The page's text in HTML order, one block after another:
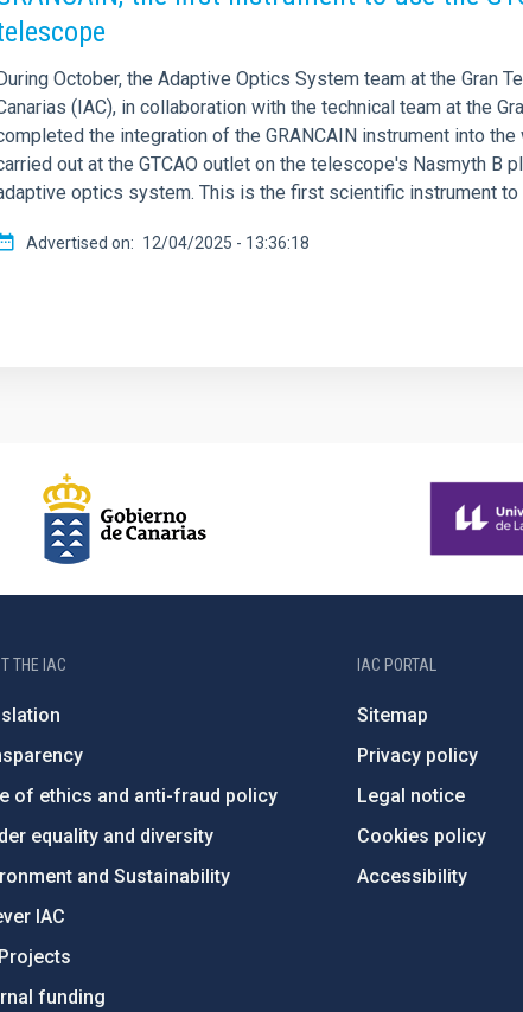
October, the Adaptive Optics System team at the Gran
(IAC), in collaboration with the technical team at the
the integration of the GRANCAIN instrument into
out at the GTCAO outlet on the telescope's Nasmyth
optics system. This is the first scientific instrument to
Advertised on 12/04/2025 - 13:36:18
THE IAC
of ethics and anti-fraud policy
equality and diversity
and Sustainability
IAC
funding
IAC PORTAL
Sitemap
Privacy policy
Legal notice
Cookies policy
Accessibility